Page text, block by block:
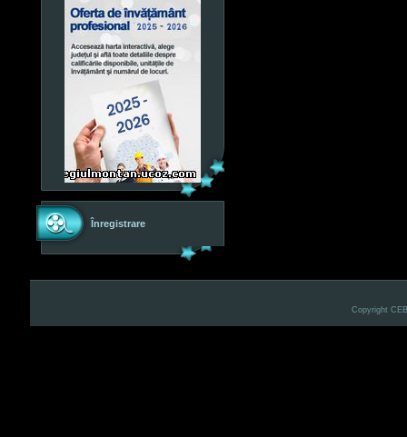
Înregistrare
Copyright